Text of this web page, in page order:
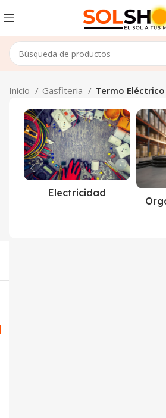
Inicio Gasfiteria Termo Eléctrico
Electricidad